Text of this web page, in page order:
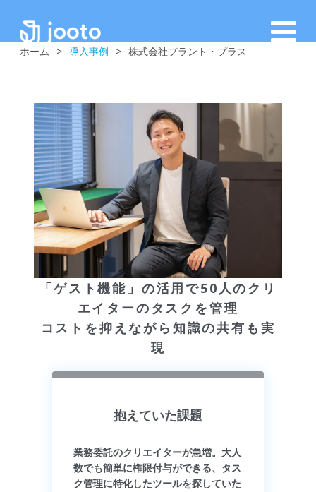
ホーム > 導入事例 > 株式会社プラント・プラス
「ゲスト機能」の活用で50人のクリ
エイターのタスクを管理
コストを抑えながら知識の共有も実
現
抱えていた課題
業務委託のクリエイターが急増。大人
数でも簡単に権限付与ができる、タス
ク管理に特化したツールを探していた